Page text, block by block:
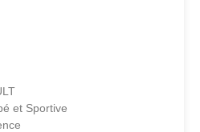
et Sportive